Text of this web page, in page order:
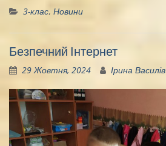
3-клас, Новини
Безпечний Інтернет
29 Жовтня, 2024 Ірина Василів